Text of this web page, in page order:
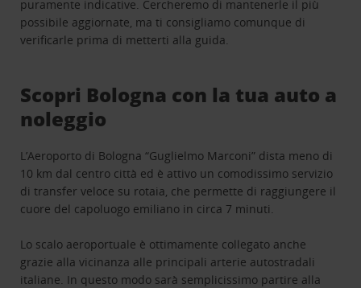
puramente indicative. Cercheremo di mantenerle il più
possibile aggiornate, ma ti consigliamo comunque di
verificarle prima di metterti alla guida.
Scopri Bologna con la tua auto a
noleggio
L’Aeroporto di Bologna “Guglielmo Marconi” dista meno di
10 km dal centro città ed è attivo un comodissimo servizio
di transfer veloce su rotaia, che permette di raggiungere il
cuore del capoluogo emiliano in circa 7 minuti.
Lo scalo aeroportuale è ottimamente collegato anche
grazie alla vicinanza alle principali arterie autostradali
italiane. In questo modo sarà semplicissimo partire alla